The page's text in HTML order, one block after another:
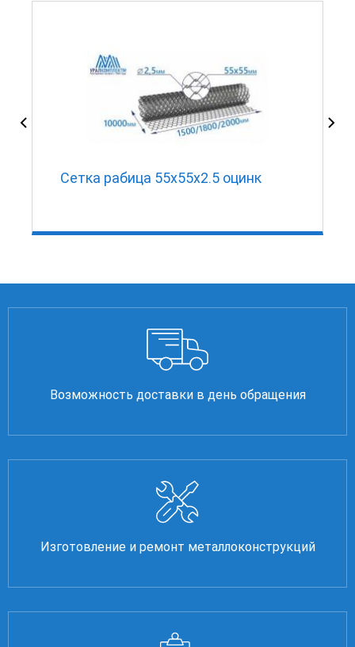
Сетка рабица 55х55х2.5 оцинк
Возможность доставки в день обращения
Изготовление и ремонт металлоконструкций